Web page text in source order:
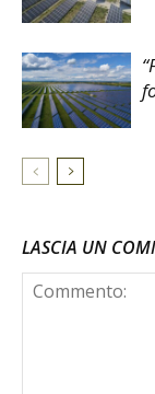
LASCIA UN